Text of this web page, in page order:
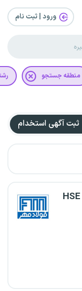
ورود | ثبت‌ نام
منطقه جستجو
ثبت آگهی استخدام